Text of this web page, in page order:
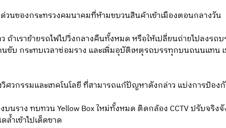
วนของกระทรวงคมนาคมที่ห้ามขบวนสินค้าเข้าเมืองตอนกลางวัน
ถ้าเราย้ายรถไฟไปวิ่งกลางคืนทั้งหมด หรือให้เปลี่ยนถ่ายไปลงรถบ
ขับ กระทบเวลาซ่อมราง และเพิ่มอุบัติเหตุรถบรรทุกบนถนนแทน
ศวกรรมและเทคโนโลยี ที่สามารถแก้ปัญหาดังกล่าว แบ่งการป้อง
นราง ทบทวน Yellow Box ใหม่ทั้งหมด ติดกล้อง CCTV ปรับจริ
ำเข้าไปเด็ดขาด